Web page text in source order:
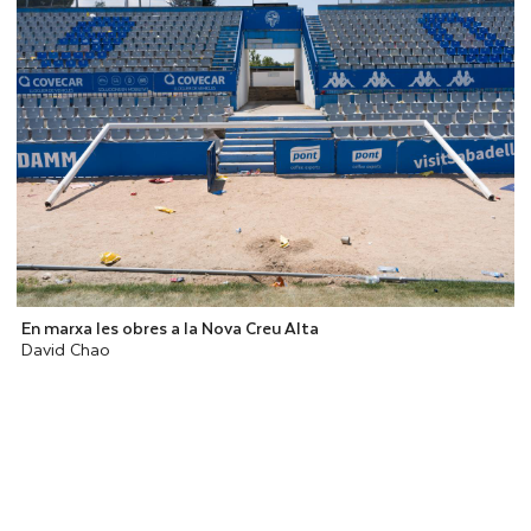
En marxa les obres a la Nova Creu Alta
David Chao